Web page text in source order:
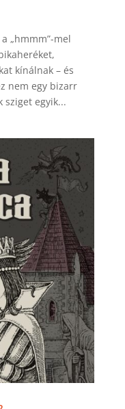
„hmmm”-mel
kínálnak – és
nem egy bizarr
sziget egyik...